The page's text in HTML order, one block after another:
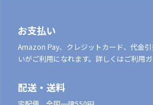
お支払い
Amazon Pay、クレジットカード、代金
いがご利用になれます。詳しくはご利用
配送・送料